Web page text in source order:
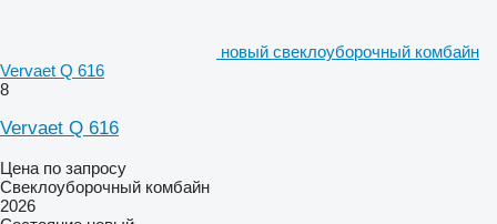
новый свеклоуборочный комбайн
Vervaet Q 616
8
Vervaet Q 616
Цена по запросу
Свеклоуборочный комбайн
2026